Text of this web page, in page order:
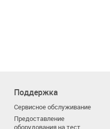
Поддержка
Сервисное обслуживание
Предоставление
оборудования на тест